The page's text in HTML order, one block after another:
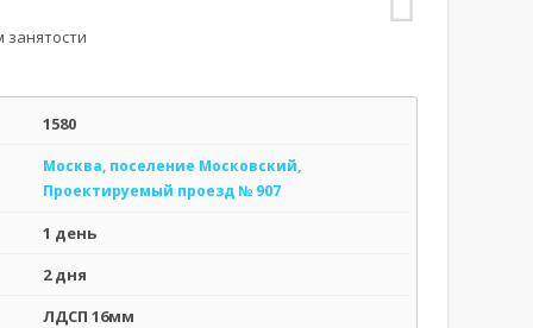
занятости
1580
Москва, поселение Московский,
Проектируемый проезд № 907
1 день
2 дня
ЛДСП 16мм